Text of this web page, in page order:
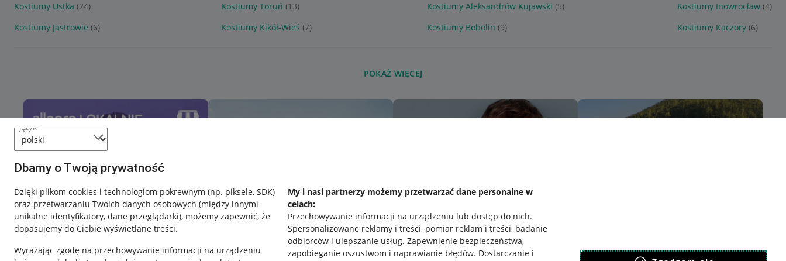
język
Dbamy o Twoją prywatność
Dzięki plikom cookies i technologiom pokrewnym (np. piksele, SDK)
oraz przetwarzaniu Twoich danych osobowych (między innymi
unikalne identyfikatory, dane przeglądarki), możemy zapewnić, że
dopasujemy do Ciebie wyświetlane treści.
Wyrażając zgodę na przechowywanie informacji na urządzeniu
My i nasi partnerzy możemy przetwarzać dane personalne w
celach:
Przechowywanie informacji na urządzeniu lub dostęp do nich.
Spersonalizowane reklamy i treści, pomiar reklam i treści, badanie
odbiorców i ulepszanie usług. Zapewnienie bezpieczeństwa,
zapobieganie oszustwom i naprawianie błędów. Dostarczanie i
Kostiumy Ustka (24) Kostiumy Toruń (13) Kostiumy Aleksandrów Kujawski (5) Kostiumy Inowrocław (4)
Kostiumy Jastrowie (6) Kostiumy Kikół-Wieś (7) Kostiumy Bobolin (9) Kostiumy Kaczory (6)
POKAŻ WIĘCEJ